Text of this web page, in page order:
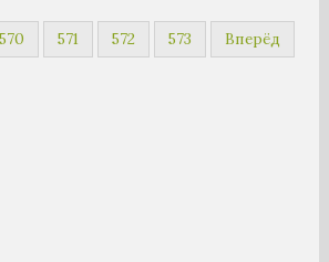
570 571 572 573 Вперёд